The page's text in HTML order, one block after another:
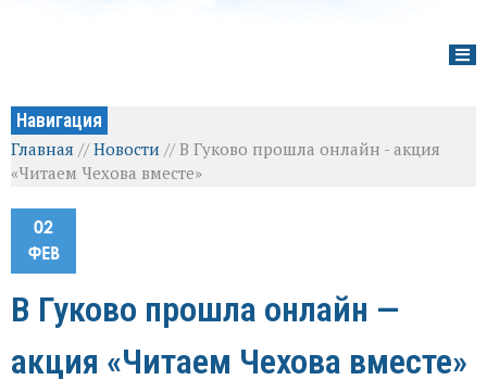
Навигация
Главная //Новости //В Гуково прошла онлайн - акция
«Читаем Чехова вместе»
02
ФЕВ
В Гуково прошла онлайн —
акция «Читаем Чехова вместе»